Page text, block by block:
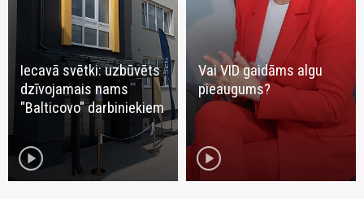
Iecavā svētki: uzbūvēts
dzīvojamais nams
"Balticovo" darbiniekiem
play_circle
Vai VID gaidāms algu
pieaugums?
play_circle